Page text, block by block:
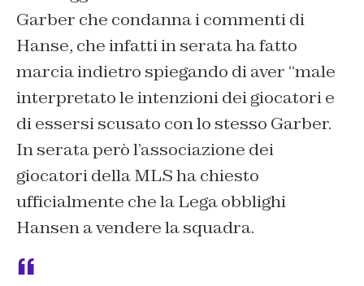
Garber che condanna i commenti di
Hanse, che infatti in serata ha fatto
marcia indietro spiegando di aver “male
interpretato le intenzioni dei giocatori e
di essersi scusato con lo stesso Garber.
In serata però l’associazione dei
giocatori della MLS ha chiesto
ufficialmente che la Lega obblighi
Hansen a vendere la squadra.